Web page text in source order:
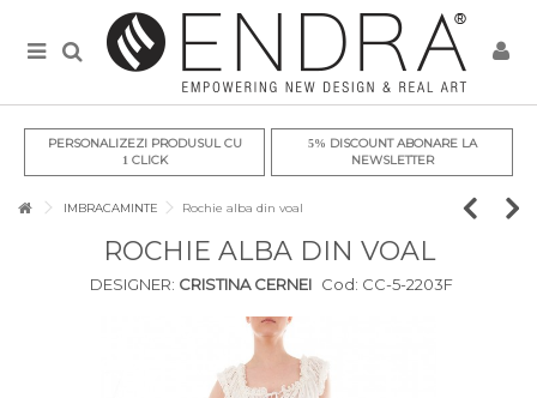
PERSONALIZEZI PRODUSUL CU
1CLICK
5% DISCOUNT ABONARE LA
NEWSLETTER
IMBRACAMINTE Rochie alba din voal
ROCHIE ALBA DIN VOAL
DESIGNER: CRISTINA CERNEI Cod: CC-5-2203F